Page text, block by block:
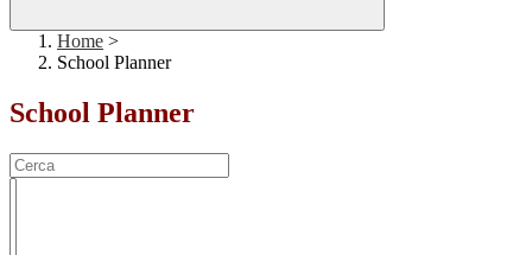
Home >
School Planner
School Planner